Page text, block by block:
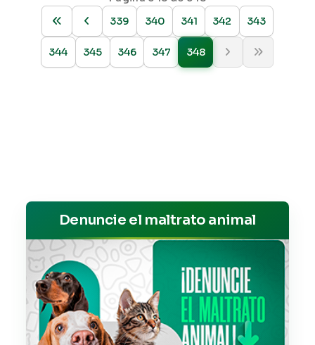
339
340 341 342 343
344 345 346 347 348
Denuncie el maltrato animal